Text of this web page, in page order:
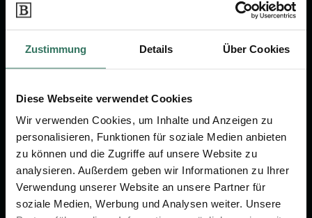
Zustimmung Details Über Cookies
Diese Webseite verwendet Cookies
Wir verwenden Cookies, um Inhalte und Anzeigen zu
personalisieren, Funktionen für soziale Medien anbieten
zu können und die Zugriffe auf unsere Website zu
analysieren. Außerdem geben wir Informationen zu Ihrer
Verwendung unserer Website an unsere Partner für
soziale Medien, Werbung und Analysen weiter. Unsere
FÜR SIE
Vergleich
Ratgeber
Verzeichnis
Wissenswertes
Über uns
Online-Portal
Kostenlos registrieren